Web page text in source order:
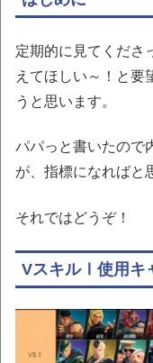
定期的に見てくださ
えてほしい～！と要
うと思います。
パパっと書いたので
が、指標になればと
それではどうぞ！
VスキルⅠ使用キ